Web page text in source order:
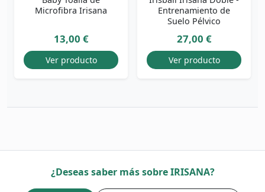
Microfibra Irisana
13,00 €
Ver producto
Entrenamiento de
Suelo Pélvico
27,00 €
Ver producto
¿Deseas saber más sobre IRISANA?